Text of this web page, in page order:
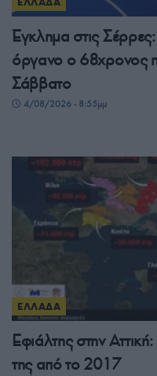
Έγκλημα στις
όργανο ο 68χρονος
Σάββατο
4/08/2026 - 8:55μμ
ΕΛΛΑΔΑ
Εφιάλτης στην
της από το 2017